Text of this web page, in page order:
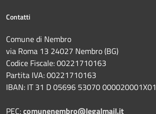
Contatti
Comune di Nembro
via Roma 13 24027 Nembro (BG)
Codice Fiscale: 00221710163
Partita IVA: 00221710163
IBAN: IT 31 D 05696 53070 000020001X01
PEC:comunenembro@legalmail.it